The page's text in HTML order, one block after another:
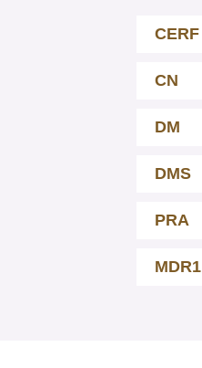
CERF
CN
DM
DMS
PRA
MDR1